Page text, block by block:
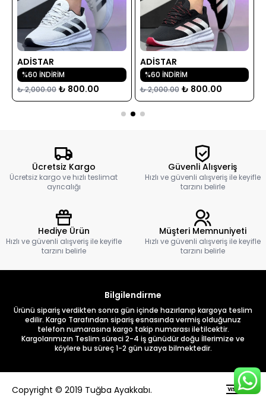
ADİSTAR
%60 İNDİRİM
₺ 2,000.00 ₺ 800.00
ADİSTAR
%60 İNDİRİM
₺ 2,000.00 ₺ 800.00
Ücretsiz Kargo
Ücretsiz kargo ve hızlı teslimat
ayrıcalığı
Güvenli Alışveriş
Hızlı ve güvenli alışveriş ile keyifle
tarzını belirle
Hediye Ürün
Hızlı ve güvenli alışveriş ile keyifle
tarzını belirle
Müşteri Memnuniyeti
Hızlı ve güvenli alışveriş ile keyifle
tarzını belirle
Bilgilendirme
Ürünü sipariş verdikten sonra gün içinde hazırlanıp kargoya teslim
edilir. Kargo Tarafından sipariş esnasında vermiş olduğunuz
telefon numarasına kargo takip numarası iletilcektir.
Kargolarımızın Teslim süreci 2-4 iş günüdür doğu İllerimize ve
köylere bu süreç 1-2 gün uzaya bilmektedir.
Copyright © 2019 Tuğba Ayakkabı.